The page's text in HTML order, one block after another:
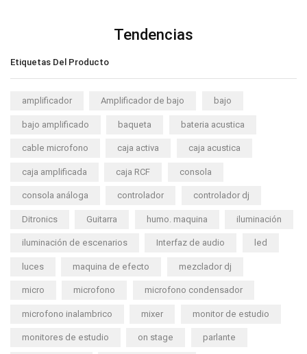
Tendencias
Etiquetas Del Producto
amplificador Amplificador de bajo bajo
bajo amplificado baqueta bateria acustica
cable microfono caja activa caja acustica
caja amplificada caja RCF consola
consola análoga controlador controlador dj
Ditronics Guitarra humo. maquina iluminación
iluminación de escenarios Interfaz de audio led
luces maquina de efecto mezclador dj
micro microfono microfono condensador
microfono inalambrico mixer monitor de estudio
monitores de estudio on stage parlante